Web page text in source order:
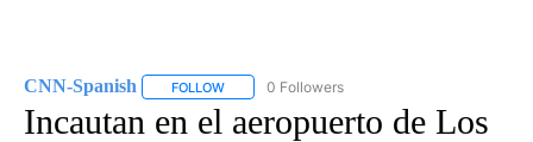
CNN-Spanish FOLLOW FOLLOW "CNN-SPANISH" TO RECEIVE
0 Followers
Incautan en el aeropuerto de Los